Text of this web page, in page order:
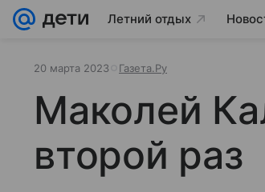
Летний отдых
20 марта 2023 Газета.Ру
Маколей
второй раз